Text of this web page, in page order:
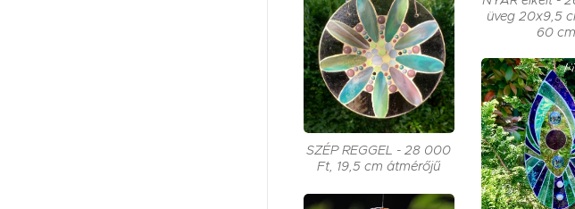
üveg 20x9,5
60 cm
SZÉP REGGEL - 28 000
Ft, 19,5 cm átmérőjű